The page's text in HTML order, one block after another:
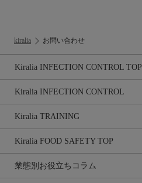
kiralia お問い合わせ
Kiralia INFECTION CONTROL TOP
Kiralia INFECTION CONTROL
Kiralia TRAINING
Kiralia FOOD SAFETY TOP
業態別お役立ちコラム